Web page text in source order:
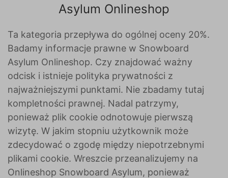
Asylum Onlineshop
Ta kategoria przepływa do ogólnej oceny 20%.
Badamy informacje prawne w Snowboard
Asylum Onlineshop. Czy znajdować ważny
odcisk i istnieje polityka prywatności z
najważniejszymi punktami. Nie zbadamy tutaj
kompletności prawnej. Nadal patrzymy,
ponieważ plik cookie odnotowuje pierwszą
wizytę. W jakim stopniu użytkownik może
zdecydować o zgodę między niepotrzebnymi
plikami cookie. Wreszcie przeanalizujemy na
Onlineshop Snowboard Asylum, ponieważ